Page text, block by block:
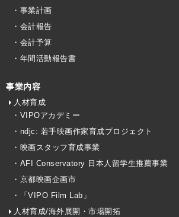
・事業計画
・会計報告
・会計予算
・年間活動報告書
事業内容
人材育成
・VIPOアカデミー
・ndjc: 若手映画作家育成プロジェクト
・映画スタッフ育成事業
・AFI Conservatory 日本人留学生推薦事業
・京都映画企画市
・「VIPO Film Lab」
人材育成/海外展開・市場開拓